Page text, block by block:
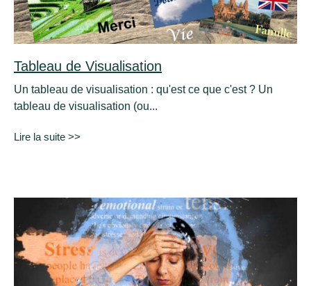
Tableau de Visualisation
Un tableau de visualisation : qu'est ce que c'est ? Un
tableau de visualisation (ou...
Lire la suite >>